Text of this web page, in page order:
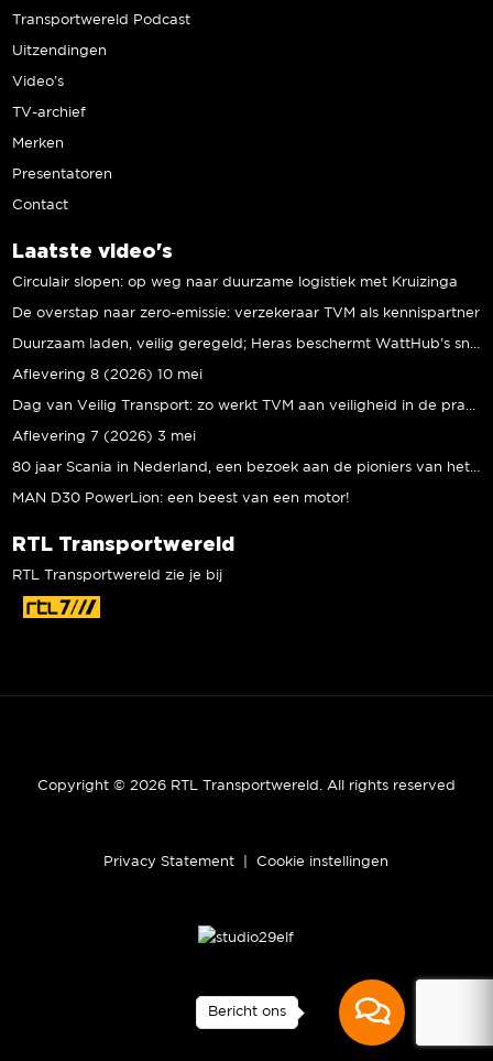
Bericht ons
Transportwereld Podcast
Uitzendingen
Video’s
TV-archief
Merken
Presentatoren
Contact
Laatste video's
Circulair slopen: op weg naar duurzame logistiek met Kruizinga
De overstap naar zero-emissie: verzekeraar TVM als kennispartner
Aflevering 8 (2026) 10 mei
Aflevering 7 (2026) 3 mei
MAN D30 PowerLion: een beest van een motor!
RTL Transportwereld
RTL Transportwereld zie je bij
Copyright © 2026 RTL Transportwereld. All rights reserved
Privacy Statement Cookie instellingen